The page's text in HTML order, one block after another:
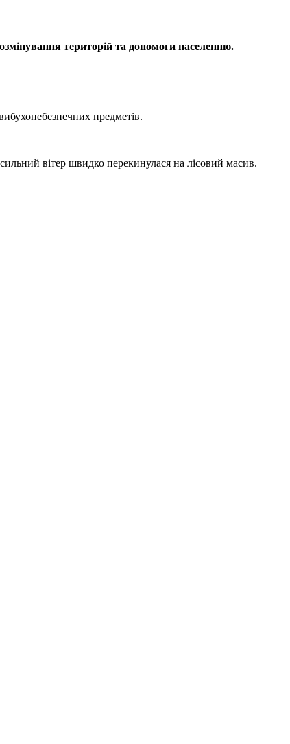
територій та допомоги населенню.
предметів.
вітер швидко перекинулася на лісовий масив.